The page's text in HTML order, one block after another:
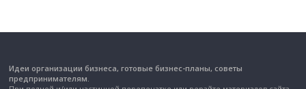
Идеи организации бизнеса, готовые бизнес-планы, советы
предпринимателям.